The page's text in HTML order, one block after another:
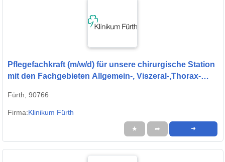
Pflegefachkraft (m/w/d) für unsere chirurgische Station
mit den Fachgebieten Allgemein-, Viszeral-,Thorax-
Fürth, 90766
Firma:Klinikum Fürth
★ ➦ ➜